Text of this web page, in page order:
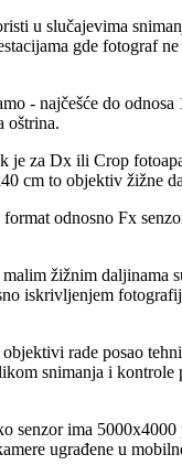
u slučajevima
gde fotograf
- najčešće do
oštrina.
za Dx ili Crop
cm to objektiv žižne
odnosno Fx
žižnim daljinama
iskrivljenjem
rade posao
snimanja i kontrole
senzor ima
ugrađene u